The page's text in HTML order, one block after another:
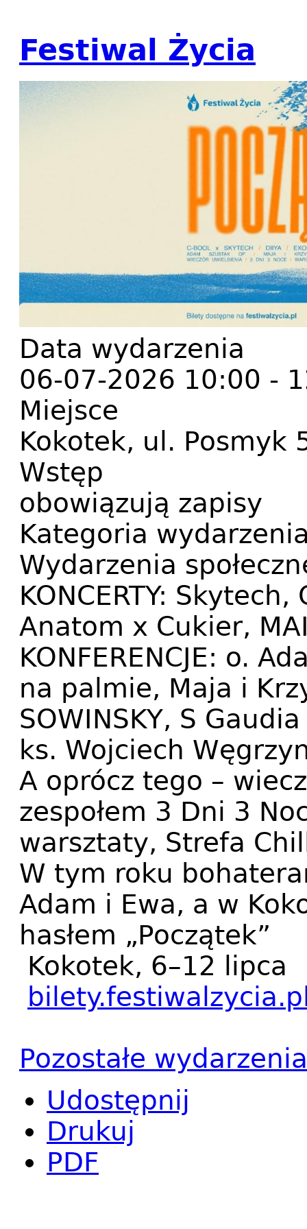
Festiwal Życia
Data wydarzenia
06-07-2026 10:00 -
Miejsce
Kokotek, ul. Posmyk
Wstęp
obowiązują zapisy
Kategoria
Wydarzenia
KONCERTY:
Anatom x Cukier,
KONFERENCJE: o.
na palmie, Maja i
SOWINSKY, S
ks. Wojciech
A oprócz tego –
zespołem 3 Dni 3
warsztaty, Strefa
W tym roku
Adam i Ewa, a w
hasłem „Początek”
Kokotek, 6–12 lipca
Pozostałe wydarzenia
Udostępnij
Drukuj
PDF